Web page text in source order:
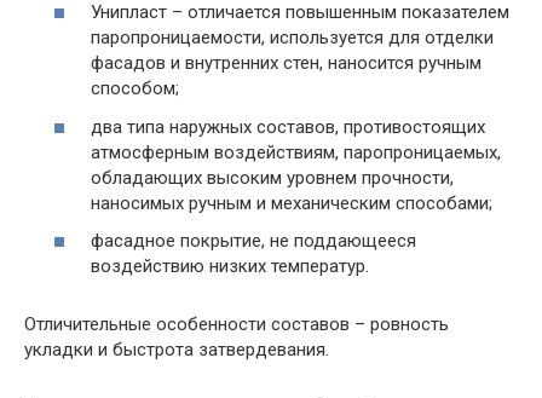
Унипласт – отличается повышенным показателем
паропроницаемости, используется для отделки
фасадов и внутренних стен, наносится ручным
способом;
два типа наружных составов, противостоящих
атмосферным воздействиям, паропроницаемых,
обладающих высоким уровнем прочности,
наносимых ручным и механическим способами;
фасадное покрытие, не поддающееся
воздействию низких температур.
Отличительные особенности составов – ровность
укладки и быстрота затвердевания.